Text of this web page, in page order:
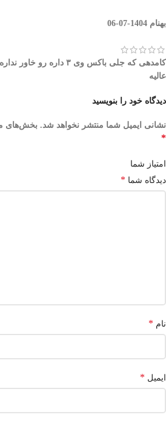
بهنام 1404-07-06
کامدهی که جلی باکس وی ۳
عالیه
دیدگاه خود را بنویسید
نشانی ایمیل شما منتشر نخواهد شد. بخش‌های
*
امتیاز شما
دیدگاه شما *
نام *
ایمیل *